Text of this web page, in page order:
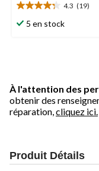
4.3 (19)
4.3
étoile(s)
5 en stock
À l'attention des
obtenir des
réparation, cliquez ici.
Produit Détails